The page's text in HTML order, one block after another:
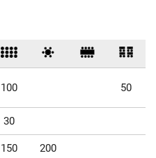
100 50
30
150 200